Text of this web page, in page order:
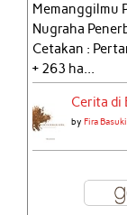
Memanggilmu
Nugraha
Cetakan :
+ 263 ha...
Cerita di
byFira Basuki